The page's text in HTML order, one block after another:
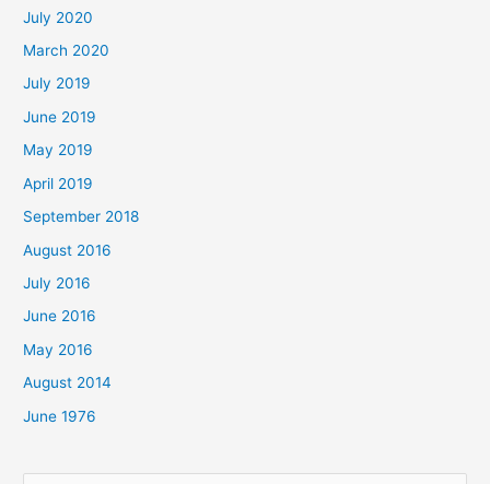
July 2020
March 2020
July 2019
June 2019
May 2019
April 2019
September 2018
August 2016
July 2016
June 2016
May 2016
August 2014
June 1976